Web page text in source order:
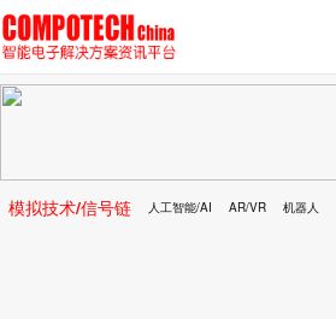
模拟技术/信号链 人工智能/AI AR/VR 机器人